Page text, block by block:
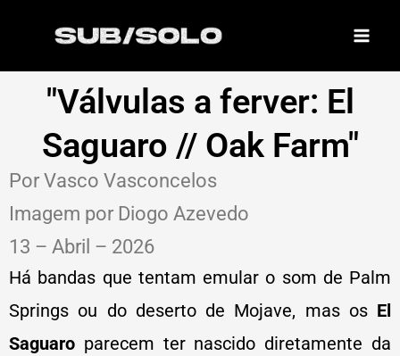
"Válvulas a ferver: El
Saguaro // Oak Farm"
Por Vasco Vasconcelos
Imagem por Diogo Azevedo
13 – Abril – 2026
Há bandas que tentam emular o som de Palm
Springs ou do deserto de Mojave, mas os El
Saguaro parecem ter nascido diretamente da